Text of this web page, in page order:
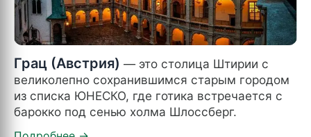
Грац (Австрия) — это столица Штирии с
великолепно сохранившимся старым городом
из списка ЮНЕСКО, где готика встречается с
барокко под сенью холма Шлоссберг.